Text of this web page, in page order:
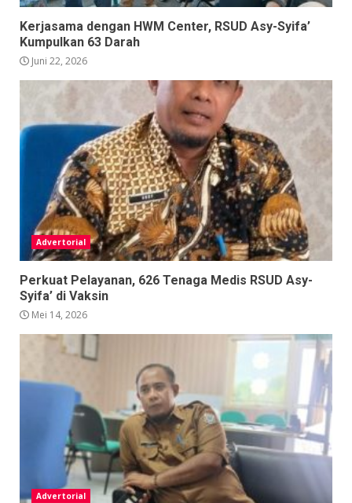
Kerjasama dengan HWM Center, RSUD Asy-Syifa’
Kumpulkan 63 Darah
Juni 22, 2026
Advertorial
Perkuat Pelayanan, 626 Tenaga Medis RSUD Asy-
Syifa’ di Vaksin
Mei 14, 2026
Advertorial